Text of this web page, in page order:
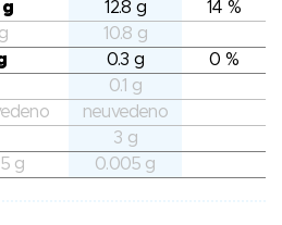
g 12.8 g
14 %
10.8 g
0.3 g
0 %
0.1 g
neuvedeno
3 g
g 0.005 g